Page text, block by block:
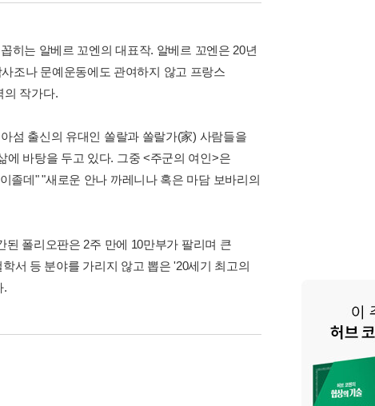
히는 알베르 꼬엔의 대표작. 알베르 꼬엔은 20년
조나 문예운동에도 관여하지 않고 프랑스
의 작가다.
섬 출신의 유대인 쏠랄과 쏠랄가(家) 사람들을
에 바탕을 두고 있다. 그중 <주군의 여인>은
졸데" "새로운 안나 까레니나 혹은 마담 보바리의
폴리오판은 2주 만에 10만부가 팔리며 큰
서 등 분야를 가리지 않고 뽑은 '20세기 최고의
.